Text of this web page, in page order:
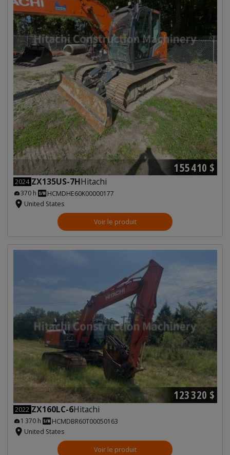
155 410 $
2024 ZX135US-7HHitachi
370 h
HCMDHE60K00000177
United States
Voir le produit
123 320 $
2022 ZX160LC-6Hitachi
1 370 h
HCMDBR60T00050163
United States
Voir le produit